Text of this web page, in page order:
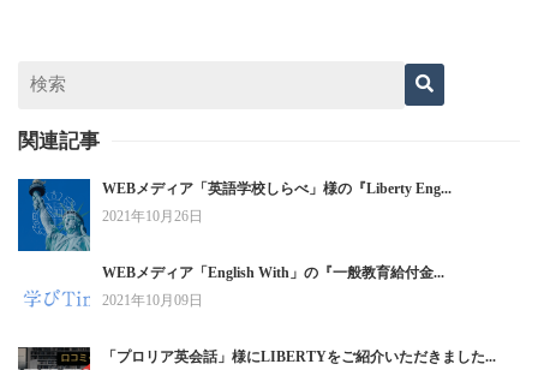
関連記事
WEBメディア「英語学校しらべ」様の『Liberty Eng...
2021年10月26日
WEBメディア「English With」の『一般教育給付金...
2021年10月09日
「プロリア英会話」様にLIBERTYをご紹介いただきました...